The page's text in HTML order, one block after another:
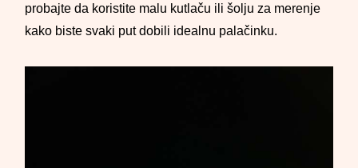
probajte da koristite malu kutlaču ili šolju za merenje
kako biste svaki put dobili idealnu palačinku.